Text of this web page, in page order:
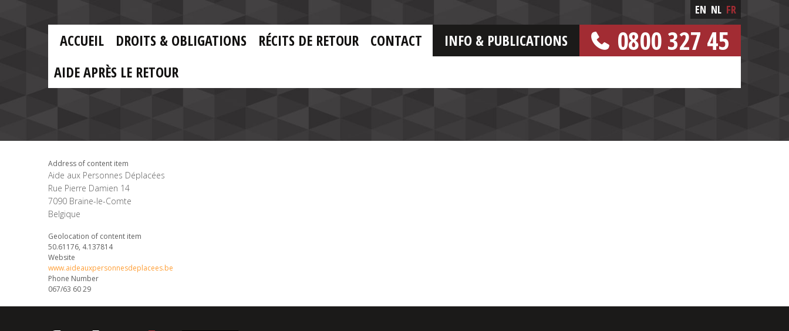
0800 327 45
MAIN
MENU
FR
ACCUEIL DROITS & OBLIGATIONS RÉCITS DE RETOUR CONTACT
INFO & PUBLICATIONS
AIDE APRÈS LE RETOUR
EN NL FR
Address of content item
Aide aux Personnes Déplacées
Rue Pierre Damien 14
7090 Braine-le-Comte
Belgique
Geolocation of content item
50.61176, 4.137814
Website
www.aideauxpersonnesdeplacees.be
Phone Number
067/63 60 29